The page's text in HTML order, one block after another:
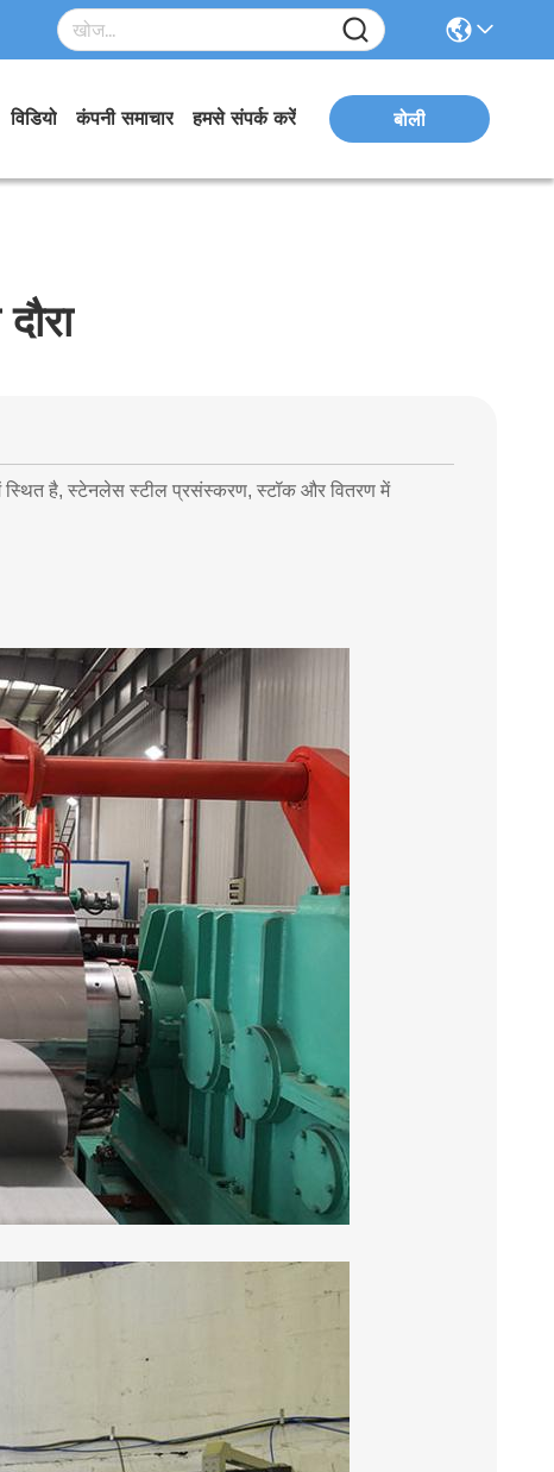
विडियो कंपनी समाचार हमसे संपर्क करें बोली
है, स्टेनलेस स्टील प्रसंस्करण, स्टॉक और वितरण में